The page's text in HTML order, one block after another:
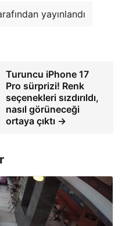
yayınlandı
Turuncu iPhone 17
Pro sürprizi! Renk
seçenekleri sızdırıldı,
nasıl görüneceği
ortaya çıktı →